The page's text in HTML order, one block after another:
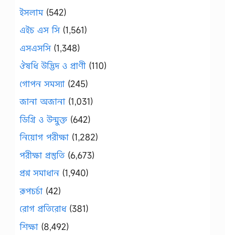
ইসলাম(542)
এইচ এস সি(1,561)
এসএসসি(1,348)
ঔষধি উদ্ভিদ ও প্রাণী (110)
গোপন সমস্যা (245)
জানা অজানা (1,031)
ডিগ্রি ও উন্মুক্ত (642)
নিয়োগ পরীক্ষা (1,282)
পরীক্ষা প্রস্তুতি (6,673)
প্রশ্ন সমাধান (1,940)
রূপচর্চা (42)
রোগ প্রতিরোধ(381)
শিক্ষা (8,492)